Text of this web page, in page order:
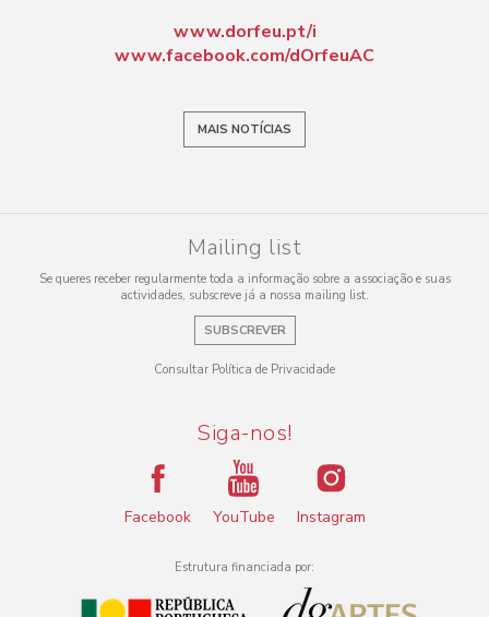
www.dorfeu.pt/i
www.facebook.com/dOrfeuAC
MAIS NOTÍCIAS
Mailing list
Se queres receber regularmente toda a informação sobre a associação e suas
actividades, subscreve já a nossa mailing list.
SUBSCREVER
Consultar Política de Privacidade
Siga-nos!
Facebook YouTube Instagram
Estrutura financiada por: